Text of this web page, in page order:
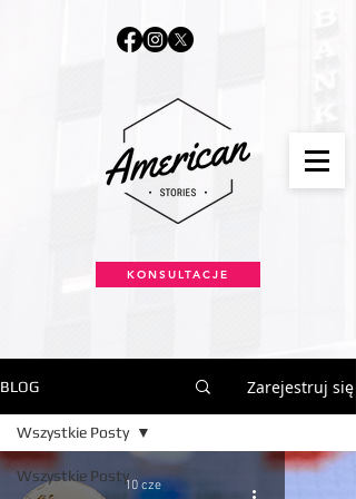
KONSULTACJE
BLOG Zarejestruj się
Wszystkie Posty
Wszystkie Posty
10 cze